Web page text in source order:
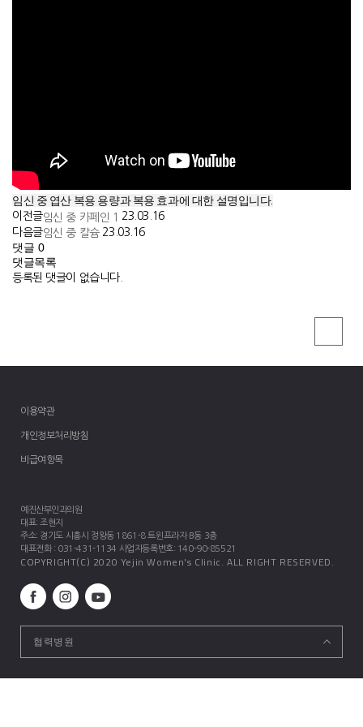
임신 중 엽산 복용 용량과 복용 효과에 대한 설명입니다.
이전글임신 중 카페인 1 23.03.16
다음글임신 중 칼슘 23.03.16
댓글 0
댓글목록
등록된 댓글이 없습니다.
이용약관
개인정보처리방침
비급여항목
예진산부인과의원
대표: 조현지
주소: 경기도 시흥시 정왕동 1861-8 트윈프라자 B동 3층
대표전화: 031-431-1134 사업자등록번호: 140-90-85521
COPYRIGHT(C) 2020 Yejin Women's Clinic. ALL RIGHT RESERVED.
협력병원